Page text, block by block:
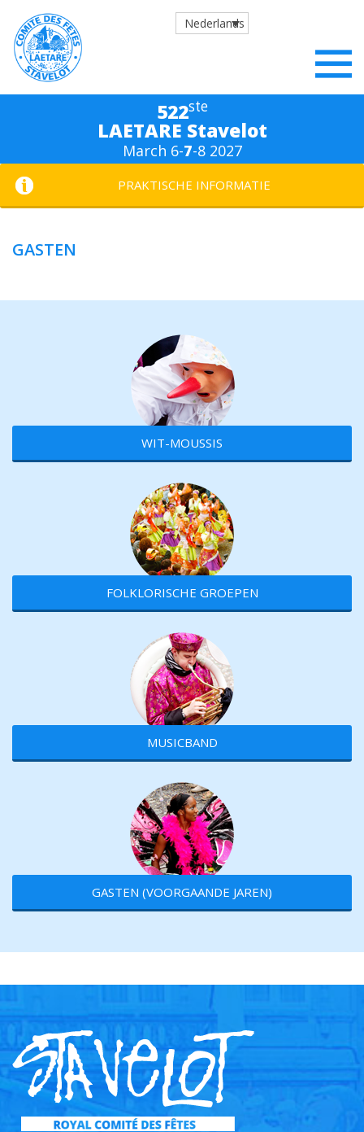
Nederlands
522ste
LAETARE Stavelot
March 6-7-8 2027
PRAKTISCHE INFORMATIE
GASTEN
WIT-MOUSSIS
FOLKLORISCHE GROEPEN
MUSICBAND
GASTEN (VOORGAANDE JAREN)